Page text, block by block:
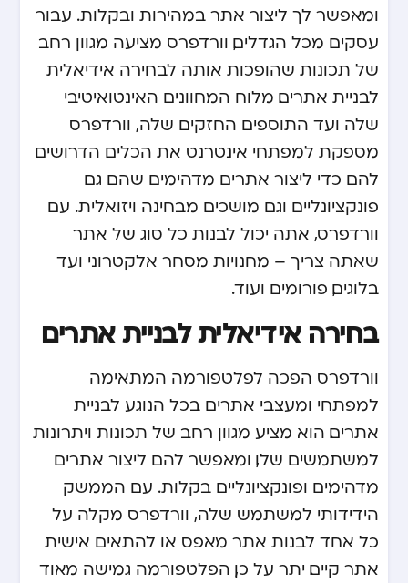
ומאפשר לך ליצור אתר במהירות ובקלות. עבור
עסקים מכל הגדלים, וורדפרס מציעה מגוון רחב
של תכונות שהופכות אותה לבחירה אידיאלית
לבניית אתרים. מלוח המחוונים האינטואיטיבי
שלה ועד התוספים החזקים שלה, וורדפרס
מספקת למפתחי אינטרנט את הכלים הדרושים
להם כדי ליצור אתרים מדהימים שהם גם
פונקציונליים וגם מושכים מבחינה ויזואלית. עם
וורדפרס, אתה יכול לבנות כל סוג של אתר
שאתה צריך – מחנויות מסחר אלקטרוני ועד
בלוגים, פורומים ועוד.
בחירה אידיאלית לבניית אתרים
וורדפרס הפכה לפלטפורמה המתאימה
למפתחי ומעצבי אתרים בכל הנוגע לבניית
אתרים. הוא מציע מגוון רחב של תכונות ויתרונות
למשתמשים שלו, ומאפשר להם ליצור אתרים
מדהימים ופונקציונליים בקלות. עם הממשק
הידידותי למשתמש שלה, וורדפרס מקלה על
כל אחד לבנות אתר מאפס או להתאים אישית
אתר קיים. יתר על כן, הפלטפורמה גמישה מאוד